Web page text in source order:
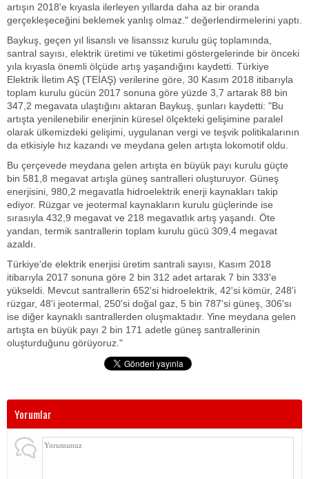
artışın 2018'e kıyasla ilerleyen yıllarda daha az bir oranda
gerçekleşeceğini beklemek yanlış olmaz." değerlendirmelerini yaptı.
Baykuş, geçen yıl lisanslı ve lisanssız kurulu güç toplamında,
santral sayısı, elektrik üretimi ve tüketimi göstergelerinde bir önceki
yıla kıyasla önemli ölçüde artış yaşandığını kaydetti. Türkiye
Elektrik İletim AŞ (TEİAŞ) verilerine göre, 30 Kasım 2018 itibarıyla
toplam kurulu gücün 2017 sonuna göre yüzde 3,7 artarak 88 bin
347,2 megavata ulaştığını aktaran Baykuş, şunları kaydetti: "Bu
artışta yenilenebilir enerjinin küresel ölçekteki gelişimine paralel
olarak ülkemizdeki gelişimi, uygulanan vergi ve teşvik politikalarının
da etkisiyle hız kazandı ve meydana gelen artışta lokomotif oldu.
Bu çerçevede meydana gelen artışta en büyük payı kurulu güçte
bin 581,8 megavat artışla güneş santralleri oluşturuyor. Güneş
enerjisini, 980,2 megavatla hidroelektrik enerji kaynakları takip
ediyor. Rüzgar ve jeotermal kaynakların kurulu güçlerinde ise
sırasıyla 432,9 megavat ve 218 megavatlık artış yaşandı. Öte
yandan, termik santrallerin toplam kurulu gücü 309,4 megavat
azaldı.
Türkiye'de elektrik enerjisi üretim santrali sayısı, Kasım 2018
itibarıyla 2017 sonuna göre 2 bin 312 adet artarak 7 bin 333'e
yükseldi. Mevcut santrallerin 652'si hidroelektrik, 42'si kömür, 248'i
rüzgar, 48'i jeotermal, 250'si doğal gaz, 5 bin 787'si güneş, 306'sı
ise diğer kaynaklı santrallerden oluşmaktadır. Yine meydana gelen
artışta en büyük payı 2 bin 171 adetle güneş santrallerinin
oluşturduğunu görüyoruz."
Yorumlar